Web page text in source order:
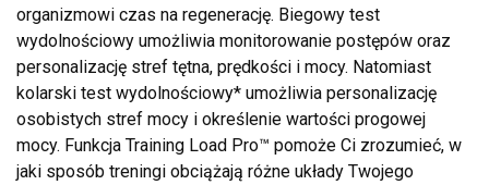
organizmowi czas na regenerację. Biegowy test
wydolnościowy umożliwia monitorowanie postępów oraz
personalizację stref tętna, prędkości i mocy. Natomiast
kolarski test wydolnościowy* umożliwia personalizację
osobistych stref mocy i określenie wartości progowej
mocy. Funkcja Training Load Pro™ pomoże Ci zrozumieć, w
jaki sposób treningi obciążają różne układy Twojego